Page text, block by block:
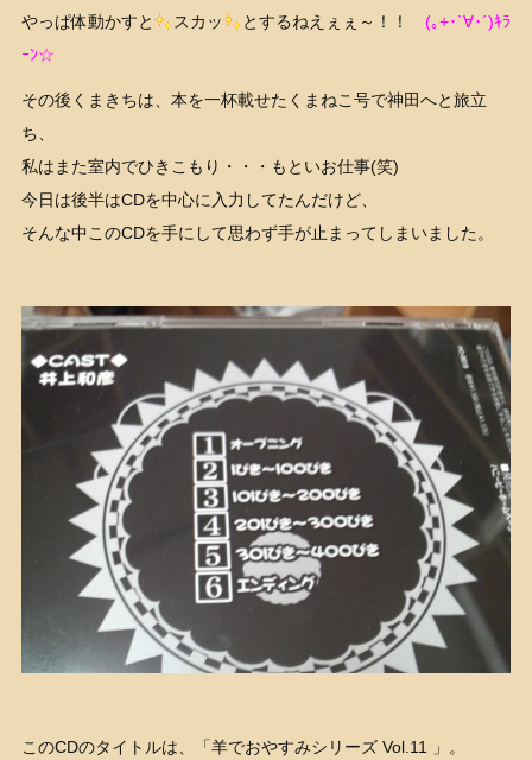
やっぱ体動かすと
スカッ とするねえぇぇ～！！ (｡+･`∀･´)ｷﾗ
ｰﾝ☆
その後くまきちは、本を一杯載せたくまねこ号で神田へと旅立
ち、
私はまた室内でひきこもり・・・もといお仕事(笑)
今日は後半はCDを中心に入力してたんだけど、
そんな中このCDを手にして思わず手が止まってしまいました。
このCDのタイトルは、「羊でおやすみシリーズ Vol.11」。